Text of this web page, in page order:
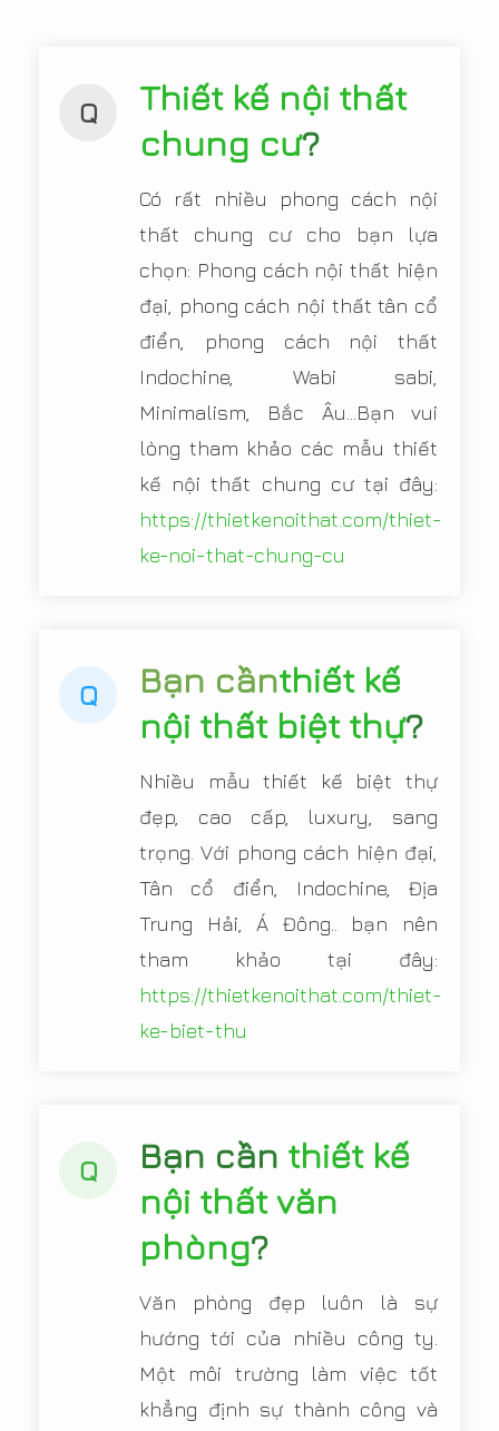
Q
Thiết kế nội thất
chung cư?
Có rất nhiều phong cách nội
thất chung cư cho bạn lựa
chọn: Phong cách nội thất hiện
đại, phong cách nội thất tân cổ
điển, phong cách nội thất
Indochine, Wabi sabi,
Minimalism, Bắc Âu...Bạn vui
lòng tham khảo các mẫu thiết
kế nội thất chung cư tại đây:
https://thietkenoithat.com/thiet-
ke-noi-that-chung-cu
Q Bạn cầnthiết kế
nội thất biệt thự?
Nhiều mẫu thiết kế biệt thự
đẹp, cao cấp, luxury, sang
trọng. Với phong cách hiện đại,
Tân cổ điển, Indochine, Địa
Trung Hải, Á Đông.. bạn nên
tham khảo tại đây:
https://thietkenoithat.com/thiet-
ke-biet-thu
Q Bạn cần thiết kế
nội thất văn
phòng?
Văn phòng đẹp luôn là sự
hướng tới của nhiều công ty.
Một môi trường làm việc tốt
khẳng định sự thành công và